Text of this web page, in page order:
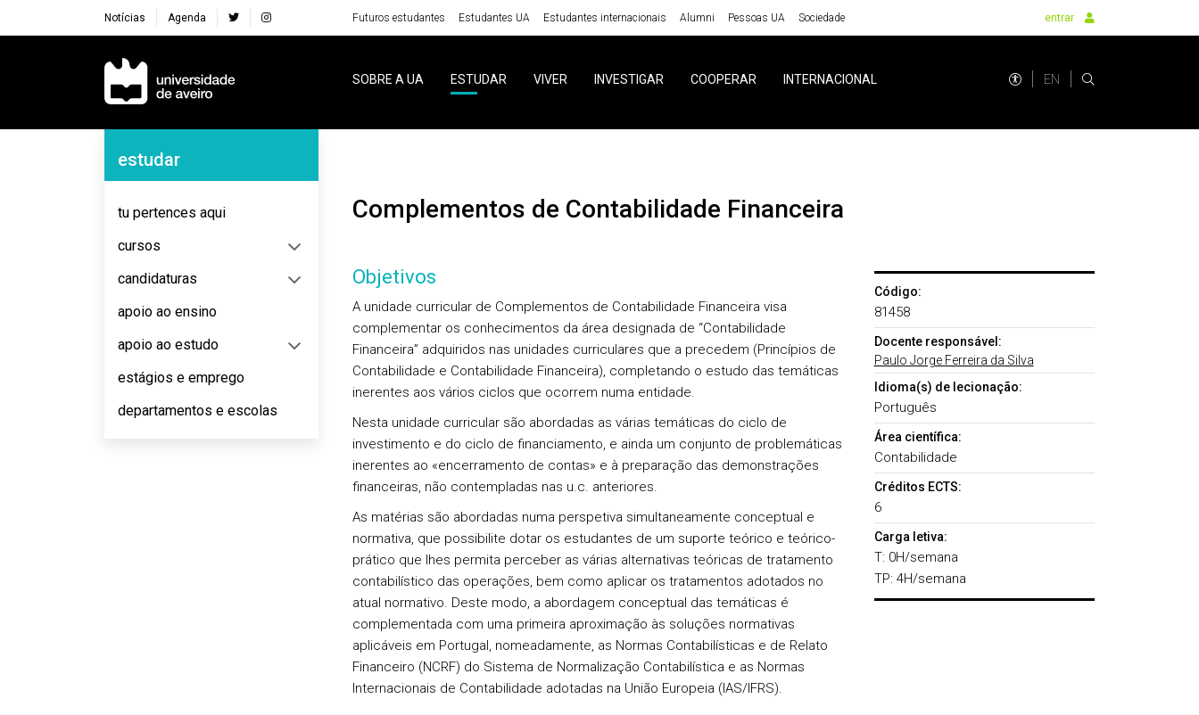
Notícias Agenda Futuros estudantes Estudantes UA Estudantes internacionais Alumni Pessoas UA Sociedade entrar
Navegação Principal
SOBRE A UA ESTUDAR VIVER INVESTIGAR COOPERAR INTERNACIONAL EN
Navegação Lateral
estudar
tu pertences aqui
cursos
candidaturas
apoio ao ensino
apoio ao estudo
estágios e emprego
departamentos e escolas
Complementos de Contabilidade Financeira
Objetivos
A unidade curricular de Complementos de Contabilidade Financeira visa
complementar os conhecimentos da área designada de “Contabilidade
Financeira” adquiridos nas unidades curriculares que a precedem (Princípios de
Contabilidade e Contabilidade Financeira), completando o estudo das temáticas
inerentes aos vários ciclos que ocorrem numa entidade.
Nesta unidade curricular são abordadas as várias temáticas do ciclo de
investimento e do ciclo de financiamento, e ainda um conjunto de problemáticas
inerentes ao «encerramento de contas» e à preparação das demonstrações
financeiras, não contempladas nas u.c. anteriores.
As matérias são abordadas numa perspetiva simultaneamente conceptual e
normativa, que possibilite dotar os estudantes de um suporte teórico e teórico-
prático que lhes permita perceber as várias alternativas teóricas de tratamento
contabilístico das operações, bem como aplicar os tratamentos adotados no
atual normativo. Deste modo, a abordagem conceptual das temáticas é
complementada com uma primeira aproximação às soluções normativas
aplicáveis em Portugal, nomeadamente, as Normas Contabilísticas e de Relato
Financeiro (NCRF) do Sistema de Normalização Contabilística e as Normas
Internacionais de Contabilidade adotadas na União Europeia (IAS/IFRS).
Código:
81458
Docente responsável:
Paulo Jorge Ferreira da Silva
Idioma(s) de lecionação:
Português
Área científica:
Contabilidade
Créditos ECTS:
6
Carga letiva:
T: 0H/semana
TP: 4H/semana